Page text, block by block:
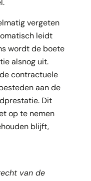
vergeten
leidt
wordt de boete
alsnog uit.
contractuele
aan de
Dit
op te nemen
blijft,
van de